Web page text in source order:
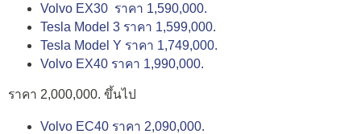
Volvo EX30 ราคา 1,590,000.
Tesla Model 3 ราคา 1,599,000.
Tesla Model Y ราคา 1,749,000.
Volvo EX40 ราคา 1,990,000.
ราคา 2,000,000. ขึ้นไป
Volvo EC40 ราคา 2,090,000.